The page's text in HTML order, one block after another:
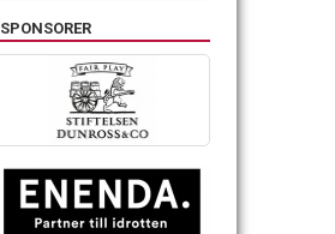
SPONSORER